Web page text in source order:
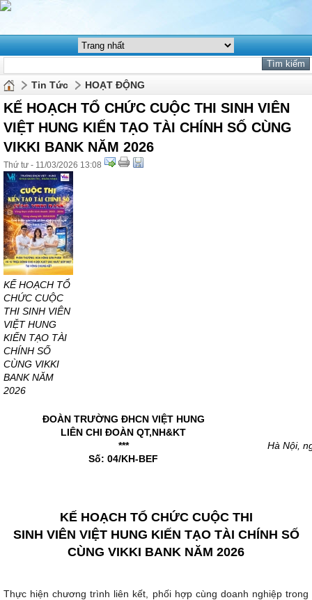
Tin Tức HOẠT ĐỘNG
KẾ HOẠCH TỔ CHỨC CUỘC THI SINH VIÊN
VIỆT HUNG KIẾN TẠO TÀI CHÍNH SỐ CÙNG
VIKKI BANK NĂM 2026
Thứ tư - 11/03/2026 13:08
KẾ HOẠCH TỔ
CHỨC CUỘC
THI SINH VIÊN
VIỆT HUNG
KIẾN TẠO TÀI
CHÍNH SỐ
CÙNG VIKKI
BANK NĂM
2026
ĐOÀN TRƯỜNG ĐHCN VIỆT HUNG
LIÊN CHI ĐOÀN QT,NH&KT
***
Số: 04/KH-BEF
Hà Nội,
KẾ HOẠCH TỔ CHỨC CUỘC THI
SINH VIÊN VIỆT HUNG KIẾN TẠO TÀI CHÍNH SỐ
CÙNG VIKKI BANK NĂM 2026
Thực hiện chương trình liên kết, phối hợp cùng doanh nghiệp trong